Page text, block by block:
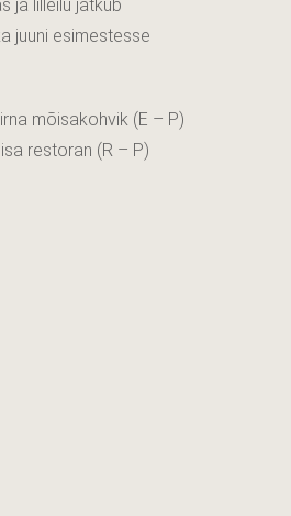
ja lilleilu jätkub
juuni esimestesse
mõisakohvik (E – P)
restoran (R – P)